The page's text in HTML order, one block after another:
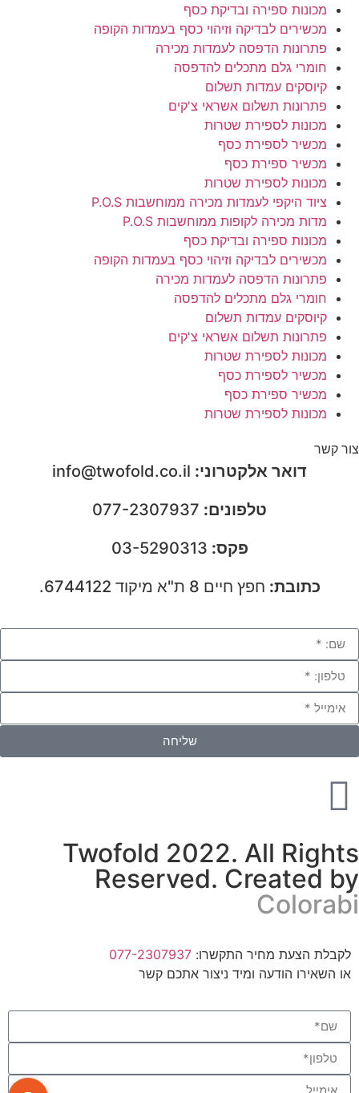
מכונות ספירה ובדיקת כסף
מכשירים לבדיקה וזיהוי כסף בעמדות הקופה
פתרונות הדפסה לעמדות מכירה
חומרי גלם מתכלים להדפסה
קיוסקים עמדות תשלום
פתרונות תשלום אשראי צ'קים
מכונות לספירת שטרות
מכשיר לספירת כסף
מכשיר ספירת כסף
מכונות לספירת שטרות
ציוד היקפי לעמדות מכירה ממוחשבות P.O.S
מדות מכירה לקופות ממוחשבות P.O.S
מכונות ספירה ובדיקת כסף
מכשירים לבדיקה וזיהוי כסף בעמדות הקופה
פתרונות הדפסה לעמדות מכירה
חומרי גלם מתכלים להדפסה
קיוסקים עמדות תשלום
פתרונות תשלום אשראי צ'קים
מכונות לספירת שטרות
מכשיר לספירת כסף
מכשיר ספירת כסף
מכונות לספירת שטרות
צור קשר
דואר אלקטרוני:
טלפונים:
פקס:
כתובת: חפץ חיים 8 ת"א מיקוד 6744122.
שליחה
Twofold 2022. All Rights
Reserved. Created by
Colorabi
לקבלת הצעת מחיר התקשרו: 077-2307937
או השאירו הודעה ומיד ניצור אתכם קשר